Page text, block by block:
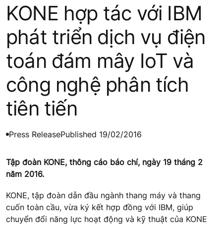
KONE hợp tác với IBM
phát triển dịch vụ điện
toán đám mây IoT và
công nghệ phân tích
tiên tiến
Press ReleasePublished 19/02/2016
Tập đoàn KONE, thông cáo báo chí, ngày 19 tháng 2
năm 2016.
KONE, tập đoàn dẫn đầu ngành thang máy và thang
cuốn toàn cầu, vừa ký kết hợp đồng với IBM, giúp
chuyển đổi năng lực hoạt động và kỹ thuật của KONE